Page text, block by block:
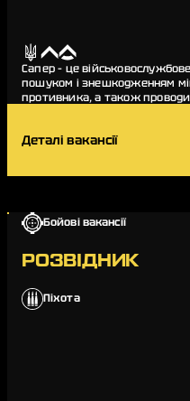
Сапер – це
пошуком і знешкодженням
противника, а також
Деталі вакансії
Бойові вакансії
РОЗВІДНИК
Піхота